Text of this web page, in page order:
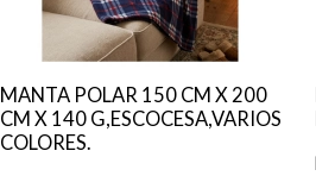
MANTA POLAR 150 CM X 200
CM X 140 G,ESCOCESA,VARIOS
COLORES.